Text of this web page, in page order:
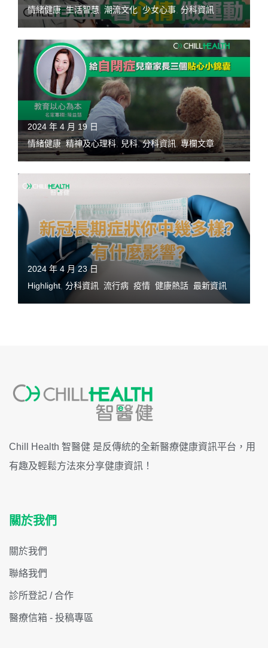
情緒健康,生活智慧 潮流文化 少女心事 分科資訊
2024 年 4 月 19 日
情緒健康, 精神及心理科 兒科,分科資訊 ,專欄文章
2024 年 4 月 23 日
Highlight 分科資訊 流行病 疫情 健康熱話 最新資訊
Chill Health 智醫健 是反傳統的全新醫療健康資訊平台，用
有趣及輕鬆方法來分享健康資訊！
關於我們
關於我們
聯絡我們
診所登記 / 合作
醫療信箱 - 投稿專區